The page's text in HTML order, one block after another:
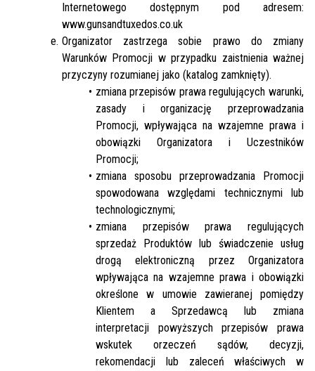
Internetowego dostępnym pod adresem:
www.gunsandtuxedos.co.uk
Organizator zastrzega sobie prawo do zmiany
Warunków Promocji w przypadku zaistnienia ważnej
przyczyny rozumianej jako (katalog zamknięty).
zmiana przepisów prawa regulujących warunki,
zasady i organizację przeprowadzania
Promocji, wpływająca na wzajemne prawa i
obowiązki Organizatora i Uczestników
Promocji;
zmiana sposobu przeprowadzania Promocji
spowodowana względami technicznymi lub
technologicznymi;
zmiana przepisów prawa regulujących
sprzedaż Produktów lub świadczenie usług
drogą elektroniczną przez Organizatora
wpływająca na wzajemne prawa i obowiązki
określone w umowie zawieranej pomiędzy
Klientem a Sprzedawcą lub zmiana
interpretacji powyższych przepisów prawa
wskutek orzeczeń sądów, decyzji,
rekomendacji lub zaleceń właściwych w